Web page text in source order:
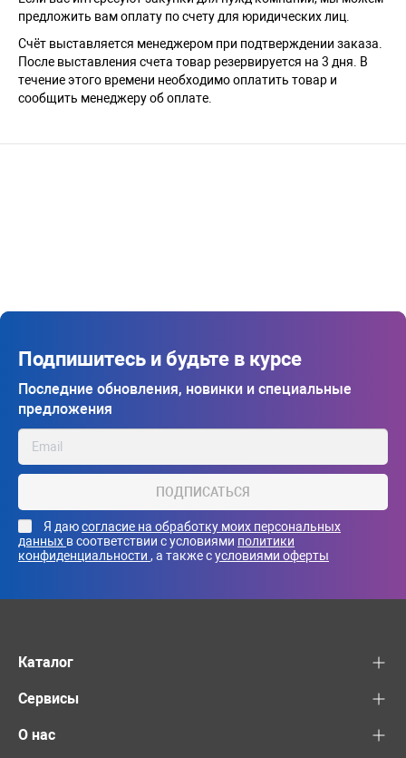
предложить вам оплату по счету для юридических лиц.
Счёт выставляется менеджером при подтверждении заказа.
После выставления счета товар резервируется на 3 дня. В
течение этого времени необходимо оплатить товар и
сообщить менеджеру об оплате.
Подпишитесь и будьте в курсе
Последние обновления, новинки и специальные
предложения
ПОДПИСАТЬСЯ
Я даюсогласие на обработку моих персональных
данных в соответствии с условиями политики
конфиденциальности , а также сусловиями оферты
Каталог
Сервисы
О нас